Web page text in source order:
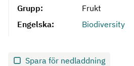
Grupp:
Frukt
Engelska:
Biodiversity
Spara för nedladdning